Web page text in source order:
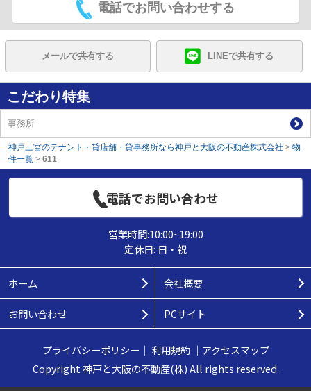
電話でお問い合わせする
メールで共有する LINEで共有する
こだわり特集
事務所
神戸三宮のテナント・貸店舗・貸事務所なら神戸と大阪の不動産株式会社 > 物
件一覧 > 611
電話でお問い合わせ
営業時間:10:00~19:00
定休日: 日・祝
ホーム 会社概要
お問い合わせ PCサイト
プライバシーポリシー ｜ 利用規約｜ アクセスマップ
Copyright 神戸と大阪の不動産(株) All rights reserved.